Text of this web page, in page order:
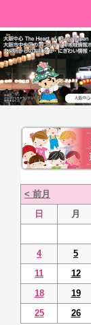
< 前月
日
月
4
5
11
12
18
19
25
26